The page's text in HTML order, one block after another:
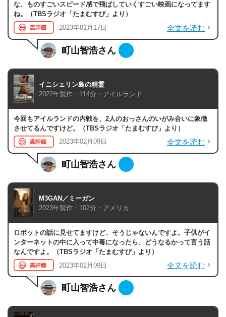
な、ものすごいスピード感で飛ばしていくすごい映画になってます
ね。（TBSラジオ「たまむすび」より）
2023年01月17日
全文を読む
町山智浩さん
イニシェリン島の精霊
2022年製作・114分・アイルランド
今回もアイルランドの内戦を、2人のおっさんのいがみ合いに象徴
させてるんですけど。（TBSラジオ「たまむすび」より）
2023年02月09日
全文を読む
町山智浩さん
M3GAN／ミーガン
2023年製作・102分・アメリカ
ロボットの話に見せてますけど、そうじゃないんですよ。子供がイ
ンターネットの中に入って中毒になったら、どうなるかって言う話
なんですよ。（TBSラジオ「たまむすび」より）
2023年02月09日
全文を読む
町山智浩さん